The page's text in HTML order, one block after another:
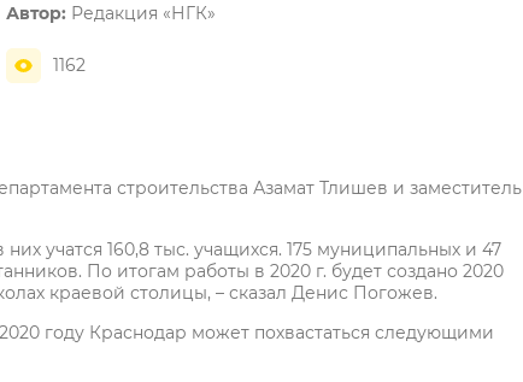
Автор: Редакция «НГК»
1162
строительства Азамат Тлишев и заместитель
учатся 160,8 тыс. учащихся. 175 муниципальных и 47
По итогам работы в 2020 г. будет создано 2020
краевой столицы, – сказал Денис Погожев.
году Краснодар может похвастаться следующими